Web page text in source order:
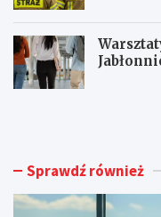
L
n
i
L
o
a
Sprawdź również